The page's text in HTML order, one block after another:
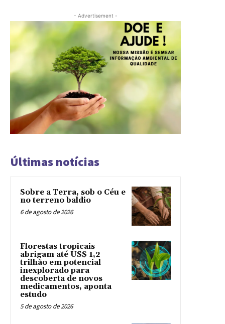
- Advertisement -
Últimas notícias
Sobre a Terra, sob o Céu e
no terreno baldio
6 de agosto de 2026
Florestas tropicais
abrigam até US$ 1,2
trilhão em potencial
inexplorado para
descoberta de novos
medicamentos, aponta
estudo
5 de agosto de 2026